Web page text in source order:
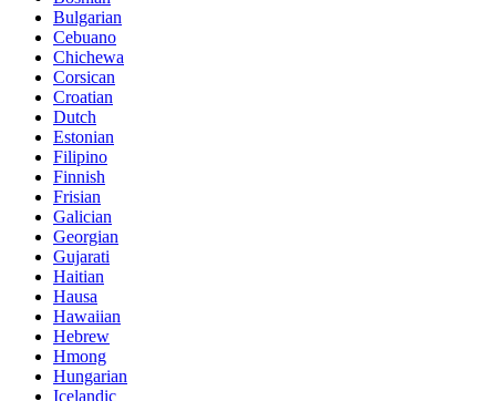
Bulgarian
Cebuano
Chichewa
Corsican
Croatian
Dutch
Estonian
Filipino
Finnish
Frisian
Galician
Georgian
Gujarati
Haitian
Hausa
Hawaiian
Hebrew
Hmong
Hungarian
Icelandic